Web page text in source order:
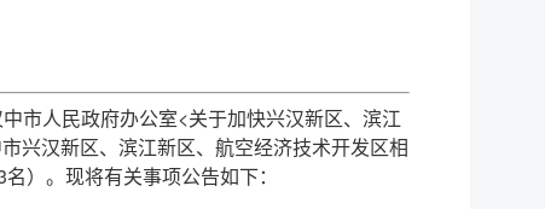
市人民政府办公室<关于加快兴汉新区、滨江
兴汉新区、滨江新区、航空经济技术开发区相
）。现将有关事项公告如下：